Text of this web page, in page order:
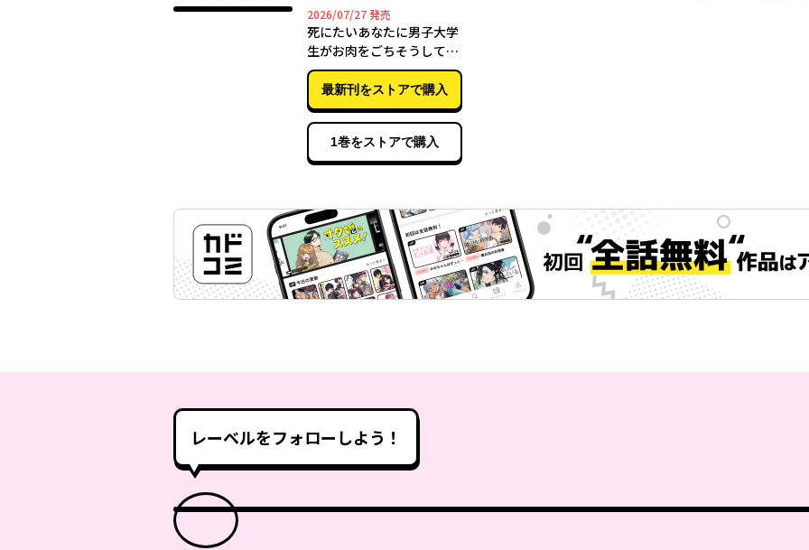
2026/07/272026年07月27日
発売
死にたいあなたに男子大学
生がお肉をごちそうしてく
れるだけのお話 2
最新刊をストアで購入
1巻をストアで購入
レーベルをフォローしよう！